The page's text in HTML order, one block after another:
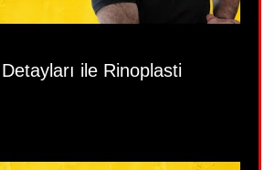
ile Rinoplasti